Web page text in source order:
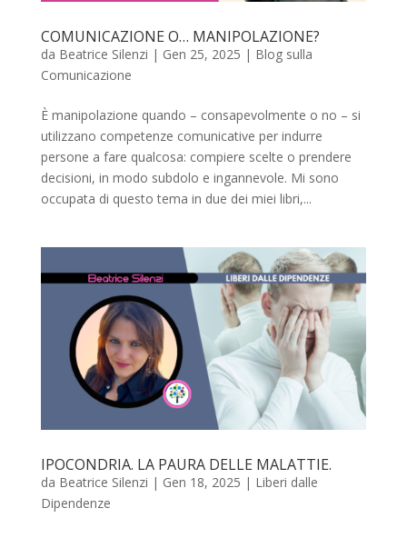
COMUNICAZIONE O… MANIPOLAZIONE?
da Beatrice Silenzi | Gen 25, 2025 | Blog sulla
Comunicazione
È manipolazione quando – consapevolmente o no – si
utilizzano competenze comunicative per indurre
persone a fare qualcosa: compiere scelte o prendere
decisioni, in modo subdolo e ingannevole. Mi sono
occupata di questo tema in due dei miei libri,...
IPOCONDRIA. LA PAURA DELLE MALATTIE.
da Beatrice Silenzi | Gen 18, 2025 | Liberi dalle
Dipendenze